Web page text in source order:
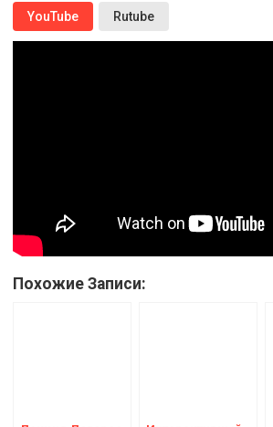
YouTube Rutube
Похожие Записи: